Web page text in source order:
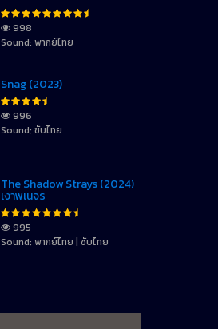
998
Sound: พากย์ไทย
Snag (2023)
996
Sound: ซับไทย
The Shadow Strays (2024)
เงาพเนจร
995
Sound: พากย์ไทย | ซับไทย